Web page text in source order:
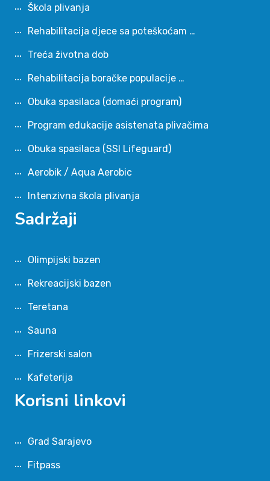
Škola plivanja
Rehabilitacija djece sa poteškoćam …
Treća životna dob
Rehabilitacija boračke populacije …
Obuka spasilaca (domaći program)
Program edukacije asistenata plivačima
Obuka spasilaca (SSI Lifeguard)
Aerobik / Aqua Aerobic
Intenzivna škola plivanja
Sadržaji
Olimpijski bazen
Rekreacijski bazen
Teretana
Sauna
Frizerski salon
Kafeterija
Korisni linkovi
Grad Sarajevo
Fitpass